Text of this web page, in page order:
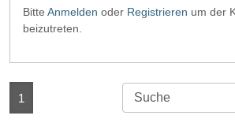
Bitte Anmelden oder Registrieren um der
beizutreten.
1